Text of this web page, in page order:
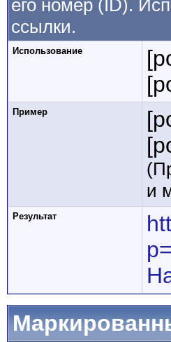
его номер (ID).
ссылки.
Использование
Пример
и
Результат